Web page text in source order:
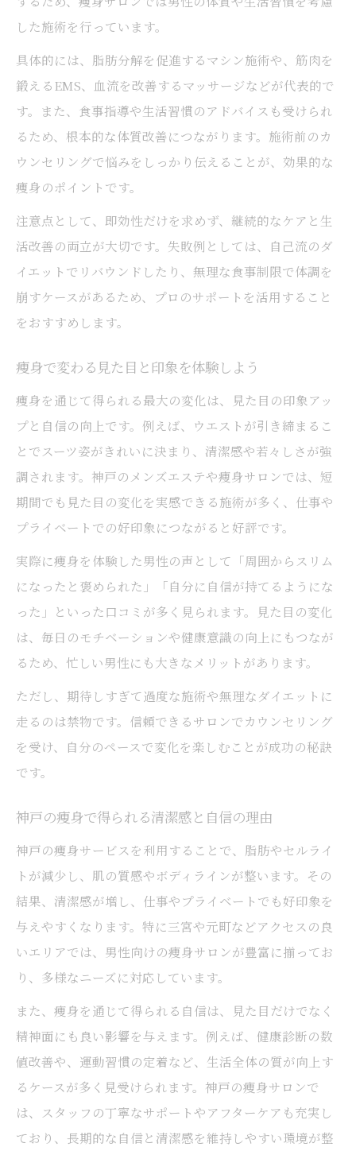
識と経験を培いました。 その経験を活かし、負
担が少なく結果が分かる施術を中心に、 ３０〜
５０代女性のお悩みに寄り添っています。 産
後や仕事の疲れで、自分のことが後回しになり
がちな女性へ。 “気軽にキレイを取り戻せる場
所”として これからもブログを通して情報をお
届けします。
した施術を行っています。
具体的には、脂肪分解を促進するマシン施術や、筋肉を
鍛えるEMS、血流を改善するマッサージなどが代表的で
す。また、食事指導や生活習慣のアドバイスも受けられ
るため、根本的な体質改善につながります。施術前のカ
ウンセリングで悩みをしっかり伝えることが、効果的な
痩身のポイントです。
注意点として、即効性だけを求めず、継続的なケアと生
活改善の両立が大切です。失敗例としては、自己流のダ
イエットでリバウンドしたり、無理な食事制限で体調を
崩すケースがあるため、プロのサポートを活用すること
をおすすめします。
痩身で変わる見た目と印象を体験しよう
痩身を通じて得られる最大の変化は、見た目の印象アッ
プと自信の向上です。例えば、ウエストが引き締まるこ
とでスーツ姿がきれいに決まり、清潔感や若々しさが強
調されます。神戸のメンズエステや痩身サロンでは、短
期間でも見た目の変化を実感できる施術が多く、仕事や
プライベートでの好印象につながると好評です。
実際に痩身を体験した男性の声として「周囲からスリム
になったと褒められた」「自分に自信が持てるようにな
った」といった口コミが多く見られます。見た目の変化
は、毎日のモチベーションや健康意識の向上にもつなが
るため、忙しい男性にも大きなメリットがあります。
ただし、期待しすぎて過度な施術や無理なダイエットに
走るのは禁物です。信頼できるサロンでカウンセリング
を受け、自分のペースで変化を楽しむことが成功の秘訣
です。
神戸の痩身で得られる清潔感と自信の理由
神戸の痩身サービスを利用することで、脂肪やセルライ
トが減少し、肌の質感やボディラインが整います。その
結果、清潔感が増し、仕事やプライベートでも好印象を
与えやすくなります。特に三宮や元町などアクセスの良
いエリアでは、男性向けの痩身サロンが豊富に揃ってお
り、多様なニーズに対応しています。
また、痩身を通じて得られる自信は、見た目だけでなく
精神面にも良い影響を与えます。例えば、健康診断の数
値改善や、運動習慣の定着など、生活全体の質が向上す
るケースが多く見受けられます。神戸の痩身サロンで
は、スタッフの丁寧なサポートやアフターケアも充実し
ており、長期的な自信と清潔感を維持しやすい環境が整